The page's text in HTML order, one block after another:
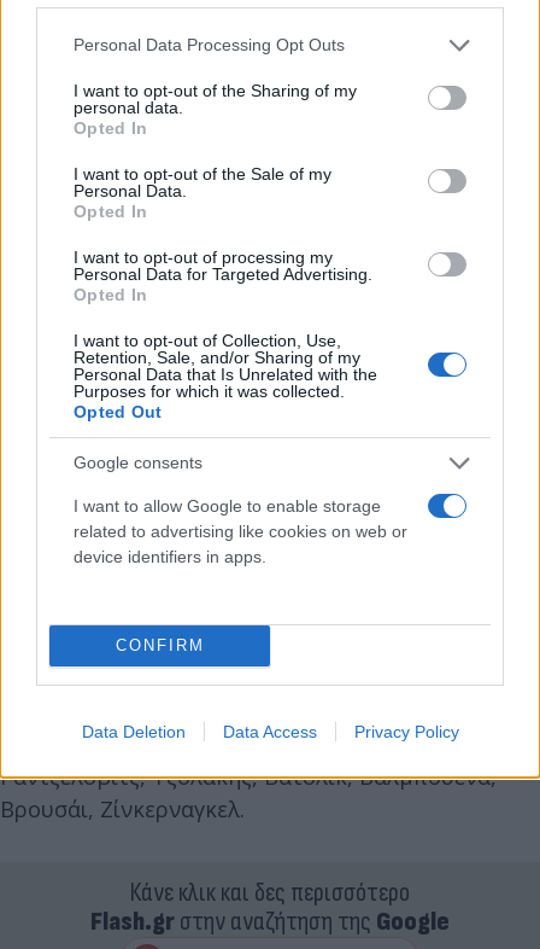
Please note that this website/app uses one or more Google
not limited to your visit or usage behaviour. You may click to
grant or deny consent to Google and its third-party tags to
use your data for below specified purposes in below Google
consent section.
Personal Data Processing Opt Outs
I want to opt-out of the Sharing of my
personal data.
Opted In
I want to opt-out of the Sale of my
Personal Data.
Opted In
I want to opt-out of processing my
Personal Data for Targeted Advertising.
Opted In
I want to opt-out of Collection, Use,
Retention, Sale, and/or Sharing of my
Personal Data that Is Unrelated with the
Purposes for which it was collected.
Opted Out
Google consents
I want to allow Google to enable storage
related to advertising like cookies on web or
device identifiers in apps.
CONFIRM
Data Deletion Data Access Privacy Policy
Αγκιμπού Καμαρά, Ανδρούτσος, Άβιλα, Μπα,
Μπουχαλάκης, Σισέ, Ελ Αραμπί, Χασάν, Κίτσος, Ντε
Μασούρας, Ρέαμπτσιουκ, Παπαδούδης,
Ραντζέλοβιτς, Τζολάκης, Βατσλίκ, Βαλμπουενά,
Βρουσάι, Ζίνκερναγκελ.
Κάνε κλικ και δες περισσότερο
Flash.grστην αναζήτηση της Google